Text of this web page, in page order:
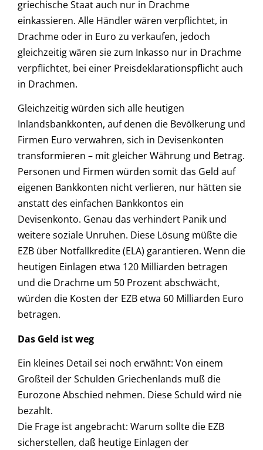
griechische Staat auch nur in Drachme
einkassieren. Alle Händler wären verpflichtet, in
Drachme oder in Euro zu verkaufen, jedoch
gleichzeitig wären sie zum Inkasso nur in Drachme
verpflichtet, bei einer Preisdeklarationspflicht auch
in Drachmen.
Gleichzeitig würden sich alle heutigen
Inlandsbankkonten, auf denen die Bevölkerung und
Firmen Euro verwahren, sich in Devisenkonten
transformieren – mit gleicher Währung und Betrag.
Personen und Firmen würden somit das Geld auf
eigenen Bankkonten nicht verlieren, nur hätten sie
anstatt des einfachen Bankkontos ein
Devisenkonto. Genau das verhindert Panik und
weitere soziale Unruhen. Diese Lösung müßte die
EZB über Notfallkredite (ELA) garantieren. Wenn die
heutigen Einlagen etwa 120 Milliarden betragen
und die Drachme um 50 Prozent abschwächt,
würden die Kosten der EZB etwa 60 Milliarden Euro
betragen.
Das Geld ist weg
Ein kleines Detail sei noch erwähnt: Von einem
Großteil der Schulden Griechenlands muß die
Eurozone Abschied nehmen. Diese Schuld wird nie
bezahlt.
Die Frage ist angebracht: Warum sollte die EZB
sicherstellen, daß heutige Einlagen der